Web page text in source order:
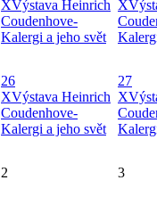
XVýstava Heinrich
Coudenhove-
Kalergi a jeho svět
X
26
XVýstava Heinrich
Coudenhove-
Kalergi a jeho svět
27
X
2 3